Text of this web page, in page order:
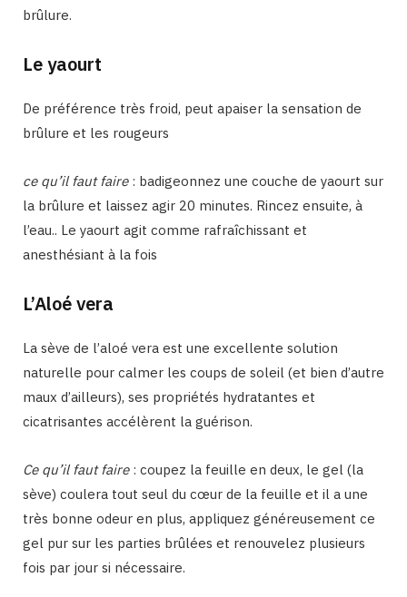
brûlure.
Le yaourt
De préférence très froid, peut apaiser la sensation de
brûlure et les rougeurs
ce qu’il faut faire: badigeonnez une couche de yaourt sur
la brûlure et laissez agir 20 minutes. Rincez ensuite, à
l’eau.. Le yaourt agit comme rafraîchissant et
anesthésiant à la fois
L’Aloé vera
La sève de l’aloé vera est une excellente solution
naturelle pour calmer les coups de soleil (et bien d’autre
maux d’ailleurs), ses propriétés hydratantes et
cicatrisantes accélèrent la guérison.
Ce qu’il faut faire: coupez la feuille en deux, le gel (la
sève) coulera tout seul du cœur de la feuille et il a une
très bonne odeur en plus, appliquez généreusement ce
gel pur sur les parties brûlées et renouvelez plusieurs
fois par jour si nécessaire.